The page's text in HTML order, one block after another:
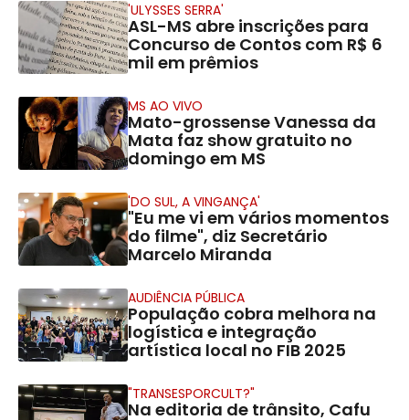
'ULYSSES SERRA'
ASL-MS abre inscrições para
Concurso de Contos com R$ 6
mil em prêmios
MS AO VIVO
Mato-grossense Vanessa da
Mata faz show gratuito no
domingo em MS
'DO SUL, A VINGANÇA'
"Eu me vi em vários momentos
do filme", diz Secretário
Marcelo Miranda
AUDIÊNCIA PÚBLICA
População cobra melhora na
logística e integração
artística local no FIB 2025
"TRANSESPORCULT?"
Na editoria de trânsito, Cafu